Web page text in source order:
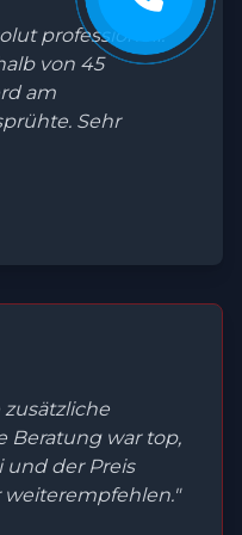
professionell.
von 45
am
Sehr
Beratung war top,
der Preis
weiterempfehlen."